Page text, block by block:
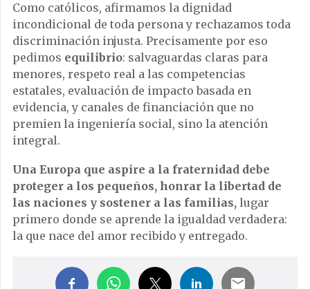
Como católicos, afirmamos la dignidad
incondicional de toda persona y rechazamos toda
discriminación injusta. Precisamente por eso
pedimos equilibrio: salvaguardas claras para
menores, respeto real a las competencias
estatales, evaluación de impacto basada en
evidencia, y canales de financiación que no
premien la ingeniería social, sino la atención
integral.
Una Europa que aspire a la fraternidad debe
proteger a los pequeños, honrar la libertad de
las naciones y sostener a las familias, lugar
primero donde se aprende la igualdad verdadera:
la que nace del amor recibido y entregado.